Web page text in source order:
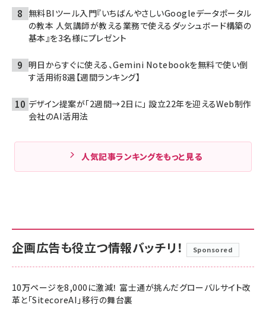
無料BIツール入門『いちばんやさしいGoogleデータポータル
の教本 人気講師が教える業務で使えるダッシュボード構築の
基本』を3名様にプレゼント
明日からすぐに使える、Gemini Notebookを無料で使い倒
す活用術8選【週間ランキング】
デザイン提案が「2週間→2日に」 設立22年を迎えるWeb制作
会社のAI活用法
人気記事ランキングをもっと見る
企画広告も役立つ情報バッチリ！ Sponsored
10万ページを8,000に激減！ 富士通が挑んだグローバルサイト改
革と「SitecoreAI」移行の舞台裏